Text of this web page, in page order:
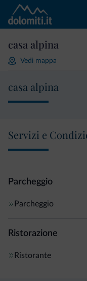
casa alpina
Vedi mappa
casa alpina
Servizi e
Parcheggio
Parcheggio
Ristorazione
Ristorante